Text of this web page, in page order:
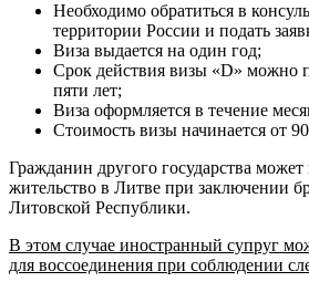
Необходимо обратиться в
территории России и подать
Виза выдается на один год;
Срок действия визы «D» можно
пяти лет;
Виза оформляется в течение
Стоимость визы начинается от
Гражданин другого государства
жительство в Литве при заключении
Литовской Республики.
В этом случае иностранный супруг
для воссоединения при соблюдении